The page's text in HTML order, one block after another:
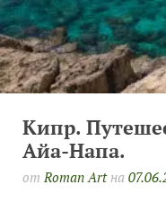
Кипр.
Айа-Напа.
отRoman Artна